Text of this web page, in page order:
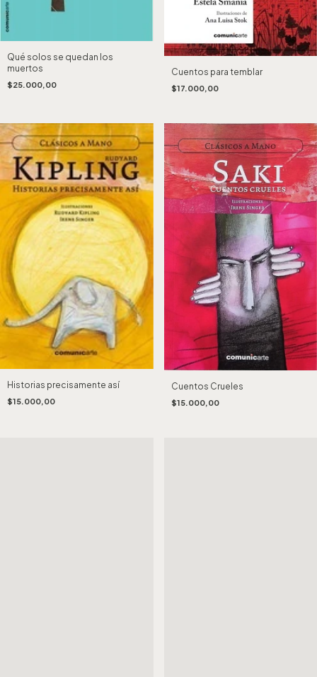
Qué solos se quedan los
muertos
$25.000,00
Cuentos para temblar
$17.000,00
Historias precisamente así
$15.000,00
Cuentos Crueles
$15.000,00